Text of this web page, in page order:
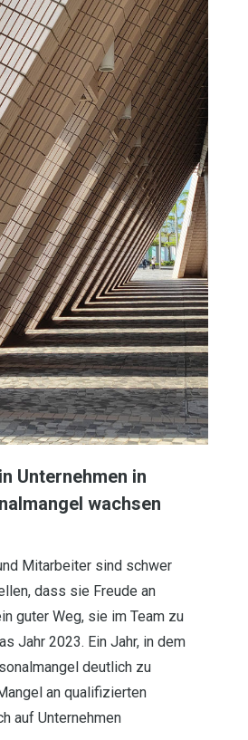
Unternehmen in
wachsen
Mitarbeiter sind schwer
dass sie Freude an
guter Weg, sie im Team zu
Jahr 2023. Ein Jahr, in dem
deutlich zu
an qualifizierten
auf Unternehmen